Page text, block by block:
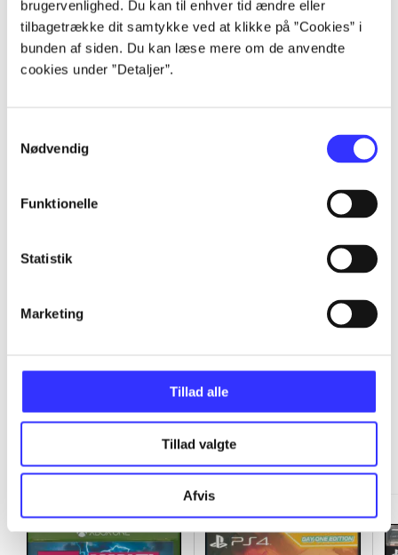
brugervenlighed. Du kan til enhver tid ændre eller
tilbagetrække dit samtykke ved at klikke på ”Cookies” i
bunden af siden. Du kan læse mere om de anvendte
cookies under ”Detaljer”.
Nødvendig
Funktionelle
Statistik
Marketing
Tillad alle
Tillad valgte
Afvis
Artikler
Alle registrerede artikler fordelt på udgivelser
...
...
...
...